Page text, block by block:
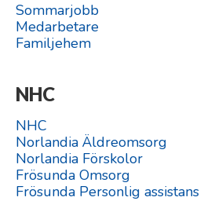
Sommarjobb
Medarbetare
Familjehem
NHC
NHC
Norlandia Äldreomsorg
Norlandia Förskolor
Frösunda Omsorg
Frösunda Personlig assistans